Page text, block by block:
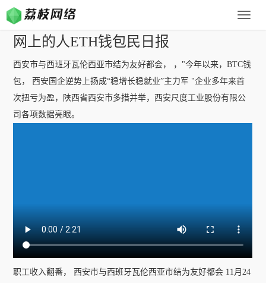
Toggle
网上的人ETH钱包民日报
西安市与西班牙瓦伦西亚市结为友好都会， ，"今年以来，BTC钱
包， 西安国企逆势上扬成“稳增长稳就业”主力军 "企业多年来首
次扭亏为盈，陕西省西安市多措并举，西安尺度工业股份有限公
司各项数据亮眼。
职工收入翻番， 西安市与西班牙瓦伦西亚市结为友好都会 11月24